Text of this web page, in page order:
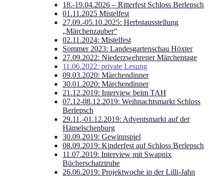
18.-19.04.2026 – Ritterfest Schloss Berlepsch
01.11.2025 Mistelfest
27.09.-05.10.2025: Herbstausstellung
„Märchenzauber“
02.11.2024: Mistelfest
Sommer 2023: Landesgartenschau Höxter
27.09.2022: Niederzwehrener Märchentage
11.06.2022: private Lesung
09.03.2020: Märchendinner
30.01.2020: Märchendinner
21.12.2019: Interview beim TAH
07.12-08.12.2019: Weihnachtsmarkt Schloss
Berlepsch
29.11.-01.12.2019: Adventsmarkt auf der
Hämelschenburg
30.09.2019: Gewinnspiel
08.09.2019: Kinderfest auf Schloss Berlepsch
11.07.2019: Interview mit Swapnix
Bücherschatztruhe
26.06.2019: Projektwoche in der Lilli-Jahn